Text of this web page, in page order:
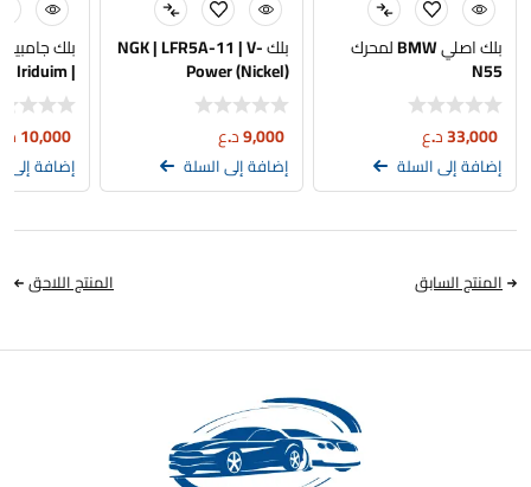
بلك اصلي BMW لمحرك
N55
33,000د.ع
إضافة إلى السلة
بلك NGK | LFR5A-11 | V-
Power (Nickel)
9,000د.ع
إضافة إلى السلة
بلك
| Iriduim |
9299
10,000
إضافة إلى
المنتج السابق المنتج اللاحق